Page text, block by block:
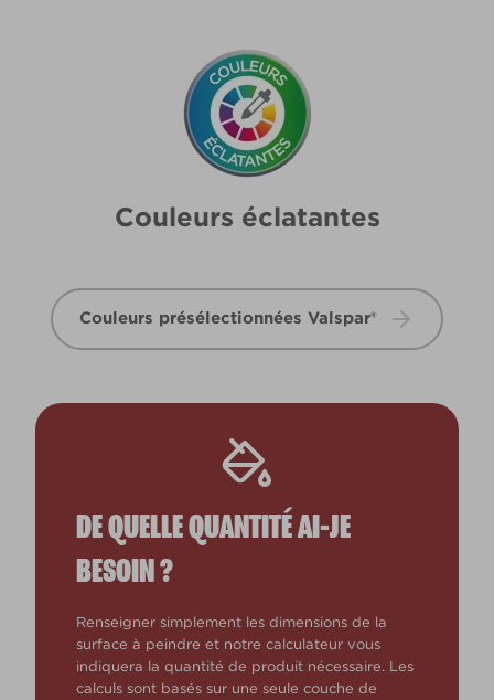
Couleurs éclatantes
Couleurs présélectionnées Valspar®
DE QUELLE QUANTITÉ AI-JE
BESOIN ?
Renseigner simplement les dimensions de la
surface à peindre et notre calculateur vous
indiquera la quantité de produit nécessaire. Les
calculs sont basés sur une seule couche de